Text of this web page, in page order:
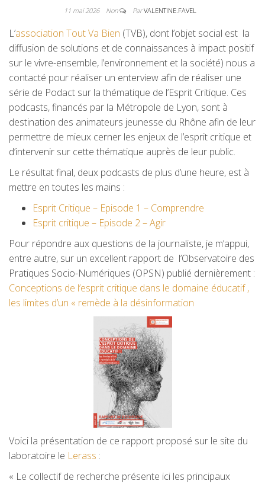
11 mai 2026 Non ParVALENTINE.FAVEL
L’association Tout Va Bien (TVB), dont l’objet social est la
diffusion de solutions et de connaissances à impact positif
sur le vivre-ensemble, l’environnement et la société) nous a
contacté pour réaliser un enterview afin de réaliser une
série de Podact sur la thématique de l’Esprit Critique. Ces
podcasts, financés par la Métropole de Lyon, sont à
destination des animateurs jeunesse du Rhône afin de leur
permettre de mieux cerner les enjeux de l’esprit critique et
d’intervenir sur cette thématique auprès de leur public.
Le résultat final, deux podcasts de plus d’une heure, est à
mettre en toutes les mains :
Esprit Critique – Episode 1 – Comprendre
Esprit critique – Episode 2 – Agir
Pour répondre aux questions de la journaliste, je m’appui,
entre autre, sur un excellent rapport de l’Observatoire des
Pratiques Socio-Numériques (OPSN) publié dernièrement :
Conceptions de l’esprit critique dans le domaine éducatif ,
les limites d’un « remède à la désinformation
Voici la présentation de ce rapport proposé sur le site du
laboratoire le Lerass :
« Le collectif de recherche présente ici les principaux